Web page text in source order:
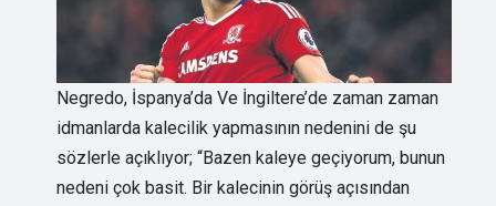
Negredo, İspanya’da Ve İngiltere’de zaman zaman
idmanlarda kalecilik yapmasının nedenini de şu
sözlerle açıklıyor; “Bazen kaleye geçiyorum, bunun
nedeni çok basit. Bir kalecinin görüş açısından